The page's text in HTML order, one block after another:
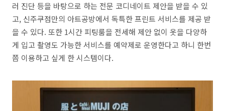
러 진단 등을 바탕으로 하는 전문 코디네이트 제안을 받을 수 있
고, 신주쿠점만의 아트공방에서 독특한 프린트 서비스를 제공 받
을 수 있다. 또한 1시간 피팅룸을 전세해 제안 없이 옷을 다양하
게 입고 촬영도 가능한 서비스를 예약제로 운영한다고 하니 한번
쯤 이용하고 싶게 한 시스템이다.